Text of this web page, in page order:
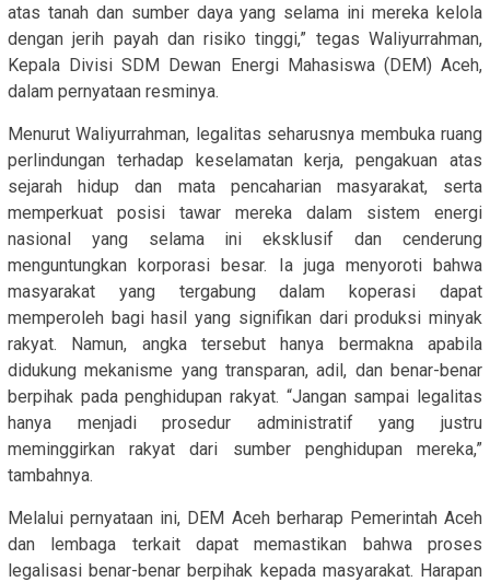
atas tanah dan sumber daya yang selama ini mereka kelola
dengan jerih payah dan risiko tinggi,” tegas Waliyurrahman,
Kepala Divisi SDM Dewan Energi Mahasiswa (DEM) Aceh,
dalam pernyataan resminya.
Menurut Waliyurrahman, legalitas seharusnya membuka ruang
perlindungan terhadap keselamatan kerja, pengakuan atas
sejarah hidup dan mata pencaharian masyarakat, serta
memperkuat posisi tawar mereka dalam sistem energi
nasional yang selama ini eksklusif dan cenderung
menguntungkan korporasi besar. Ia juga menyoroti bahwa
masyarakat yang tergabung dalam koperasi dapat
memperoleh bagi hasil yang signifikan dari produksi minyak
rakyat. Namun, angka tersebut hanya bermakna apabila
didukung mekanisme yang transparan, adil, dan benar-benar
berpihak pada penghidupan rakyat. “Jangan sampai legalitas
hanya menjadi prosedur administratif yang justru
meminggirkan rakyat dari sumber penghidupan mereka,”
tambahnya.
Melalui pernyataan ini, DEM Aceh berharap Pemerintah Aceh
dan lembaga terkait dapat memastikan bahwa proses
legalisasi benar-benar berpihak kepada masyarakat. Harapan